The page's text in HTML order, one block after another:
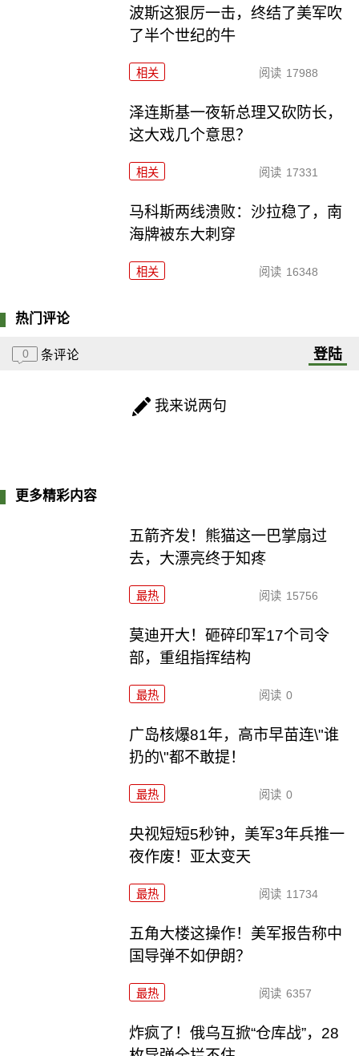
波斯这狠厉一击，终结了美军吹
了半个世纪的牛
相关 阅读 17988
泽连斯基一夜斩总理又砍防长，
这大戏几个意思？
相关 阅读 17331
马科斯两线溃败：沙拉稳了，南
海牌被东大刺穿
相关 阅读 16348
热门评论
0 条评论 登陆
我来说两句
更多精彩内容
五箭齐发！熊猫这一巴掌扇过
去，大漂亮终于知疼
最热 阅读 15756
莫迪开大！砸碎印军17个司令
部，重组指挥结构
最热 阅读 0
广岛核爆81年，高市早苗连\"谁
扔的\"都不敢提！
最热 阅读 0
央视短短5秒钟，美军3年兵推一
夜作废！亚太变天
最热 阅读 11734
五角大楼这操作！美军报告称中
国导弹不如伊朗？
最热 阅读 6357
炸疯了！俄乌互掀“仓库战”，28